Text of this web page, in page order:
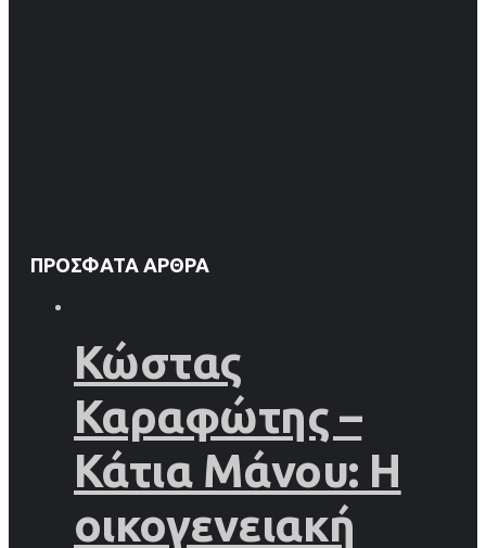
ΠΡΌΣΦΑΤΑ ΆΡΘΡΑ
Κώστας
Καραφώτης –
Κάτια Μάνου: Η
οικογενειακή